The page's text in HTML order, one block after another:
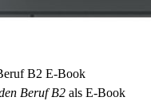
B2 E-Book
Beruf B2 als E-Book